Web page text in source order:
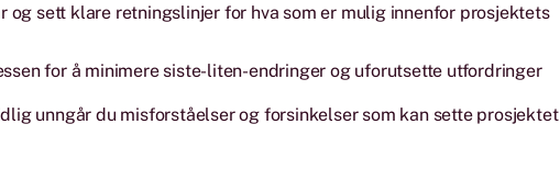
og sett klare retningslinjer for hva som er mulig innenfor prosjektets
for å minimere siste-liten-endringer og uforutsette utfordringer
unngår du misforståelser og forsinkelser som kan sette prosjektet